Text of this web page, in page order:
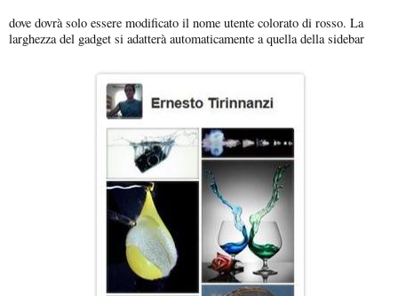
dove dovrà solo essere modificato il nome utente colorato di rosso. La
larghezza del gadget si adatterà automaticamente a quella della sidebar